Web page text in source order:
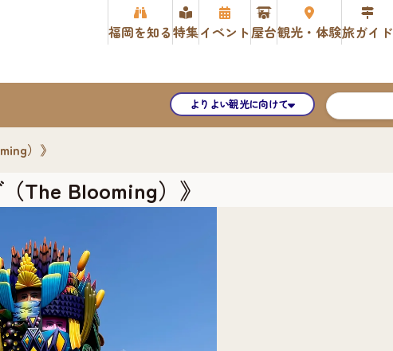
福岡を知る特集イベント屋台観光・体験旅ガイド
よりよい観光に向けて
）》
The Blooming）》